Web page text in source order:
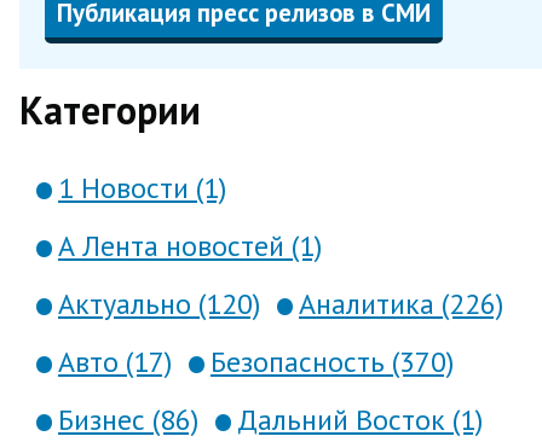
Публикация пресс релизов в СМИ
Категории
1 Новости (1)
А Лента новостей (1)
Актуально (120)
Аналитика (226)
Авто (17)
Безопасность (370)
Бизнес (86)
Дальний Восток (1)